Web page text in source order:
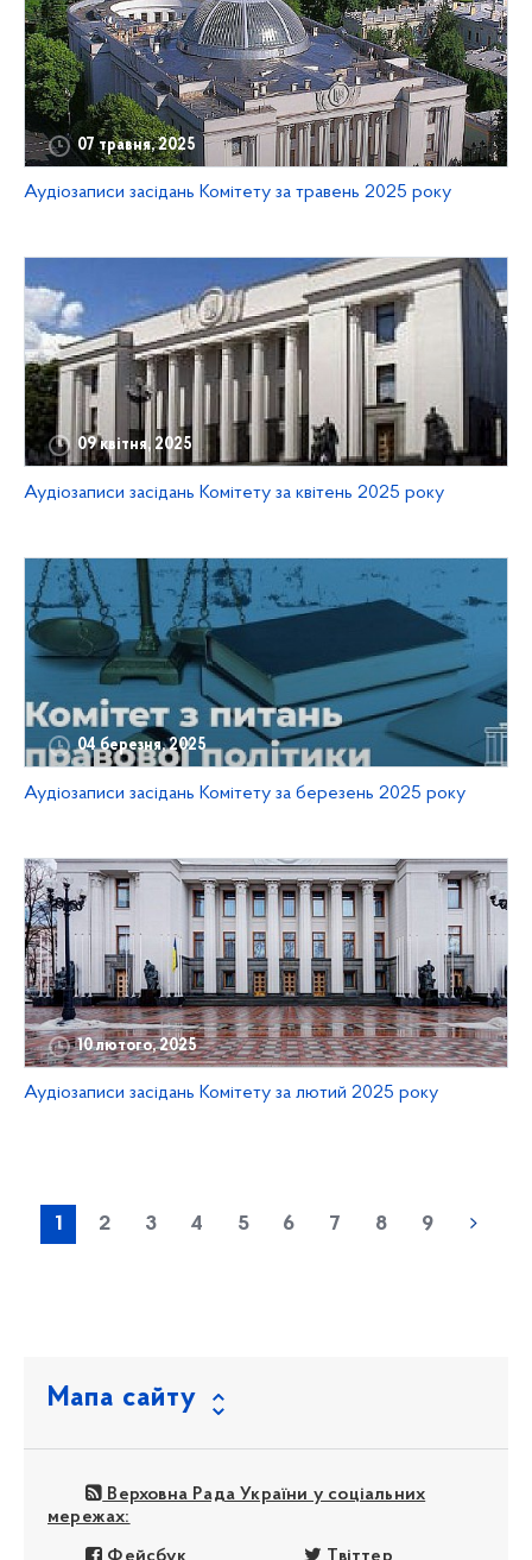
07 травня, 2025
Аудіозаписи засідань Комітету за травень 2025 року
09 квітня, 2025
Аудіозаписи засідань Комітету за квітень 2025 року
04 березня, 2025
Аудіозаписи засідань Комітету за березень 2025 року
10 лютого, 2025
Аудіозаписи засідань Комітету за лютий 2025 року
1 2 3 4 5 6 7 8 9
Мапа сайту
Верховна Рада України у соціальних
мережах: